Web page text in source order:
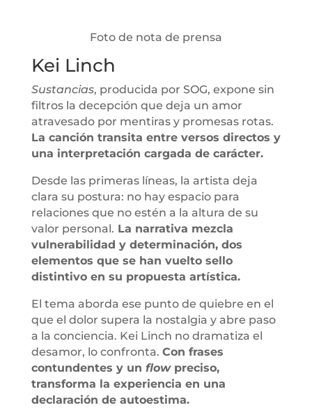
Foto de nota de prensa
Kei Linch
Sustancias, producida por SOG, expone sin
filtros la decepción que deja un amor
atravesado por mentiras y promesas rotas.
La canción transita entre versos directos y
una interpretación cargada de carácter.
Desde las primeras líneas, la artista deja
clara su postura: no hay espacio para
relaciones que no estén a la altura de su
valor personal. La narrativa mezcla
vulnerabilidad y determinación, dos
elementos que se han vuelto sello
distintivo en su propuesta artística.
El tema aborda ese punto de quiebre en el
que el dolor supera la nostalgia y abre paso
a la conciencia. Kei Linch no dramatiza el
desamor, lo confronta. Con frases
contundentes y un flow preciso,
transforma la experiencia en una
declaración de autoestima.